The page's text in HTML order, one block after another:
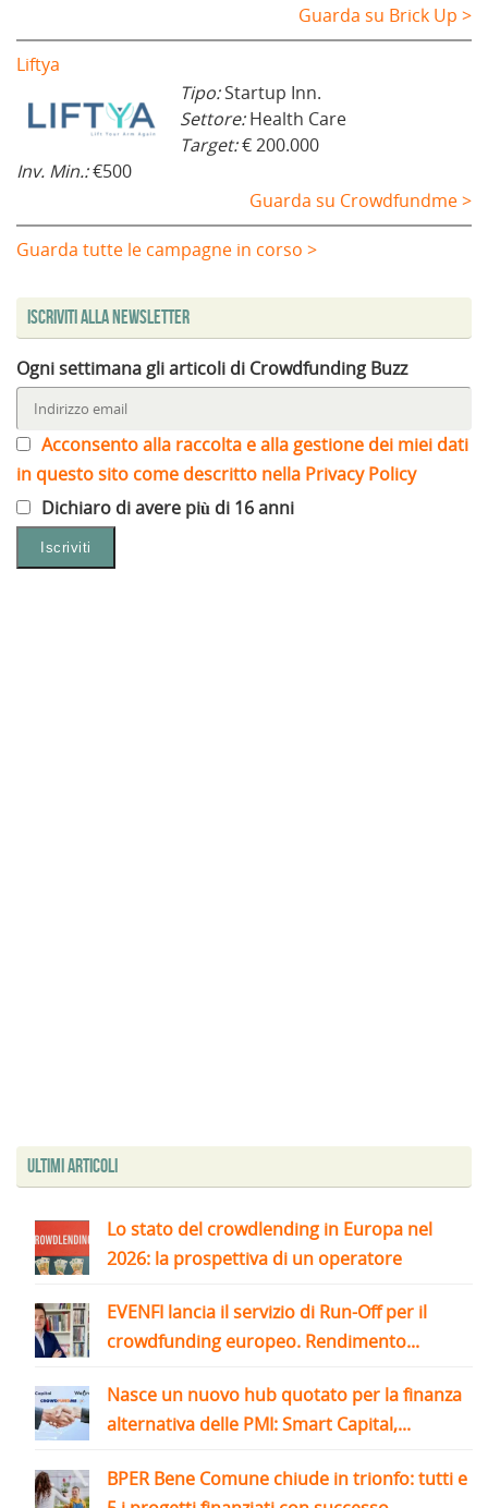
Guarda su Brick Up >
Liftya
Tipo:Startup Inn.
Settore:Health Care
Target:€ 200.000
Inv. Min.:€500
Guarda su Crowdfundme >
Guarda tutte le campagne in corso >
Iscriviti alla Newsletter
Ogni settimana gli articoli di Crowdfunding Buzz
Acconsento alla raccolta e alla gestione dei miei dati
in questo sito come descritto nella Privacy Policy
Dichiaro di avere più di 16 anni
Ultimi articoli
Lo stato del crowdlending in Europa nel
2026: la prospettiva di un operatore
EVENFI lancia il servizio di Run-Off per il
crowdfunding europeo. Rendimento...
Nasce un nuovo hub quotato per la finanza
alternativa delle PMI: Smart Capital,...
BPER Bene Comune chiude in trionfo: tutti e